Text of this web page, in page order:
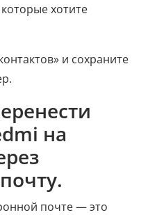
хотите
и сохраните
на
почте — это